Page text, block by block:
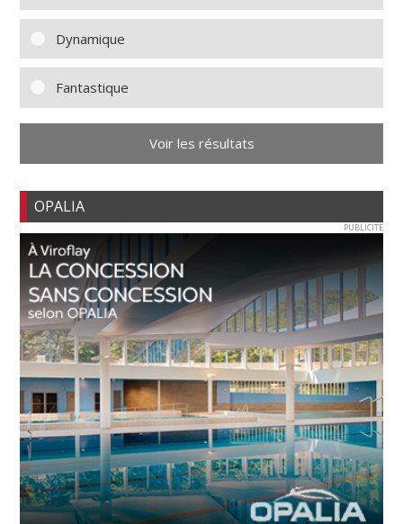
Dynamique
Fantastique
Voir les résultats
OPALIA
PUBLICITE